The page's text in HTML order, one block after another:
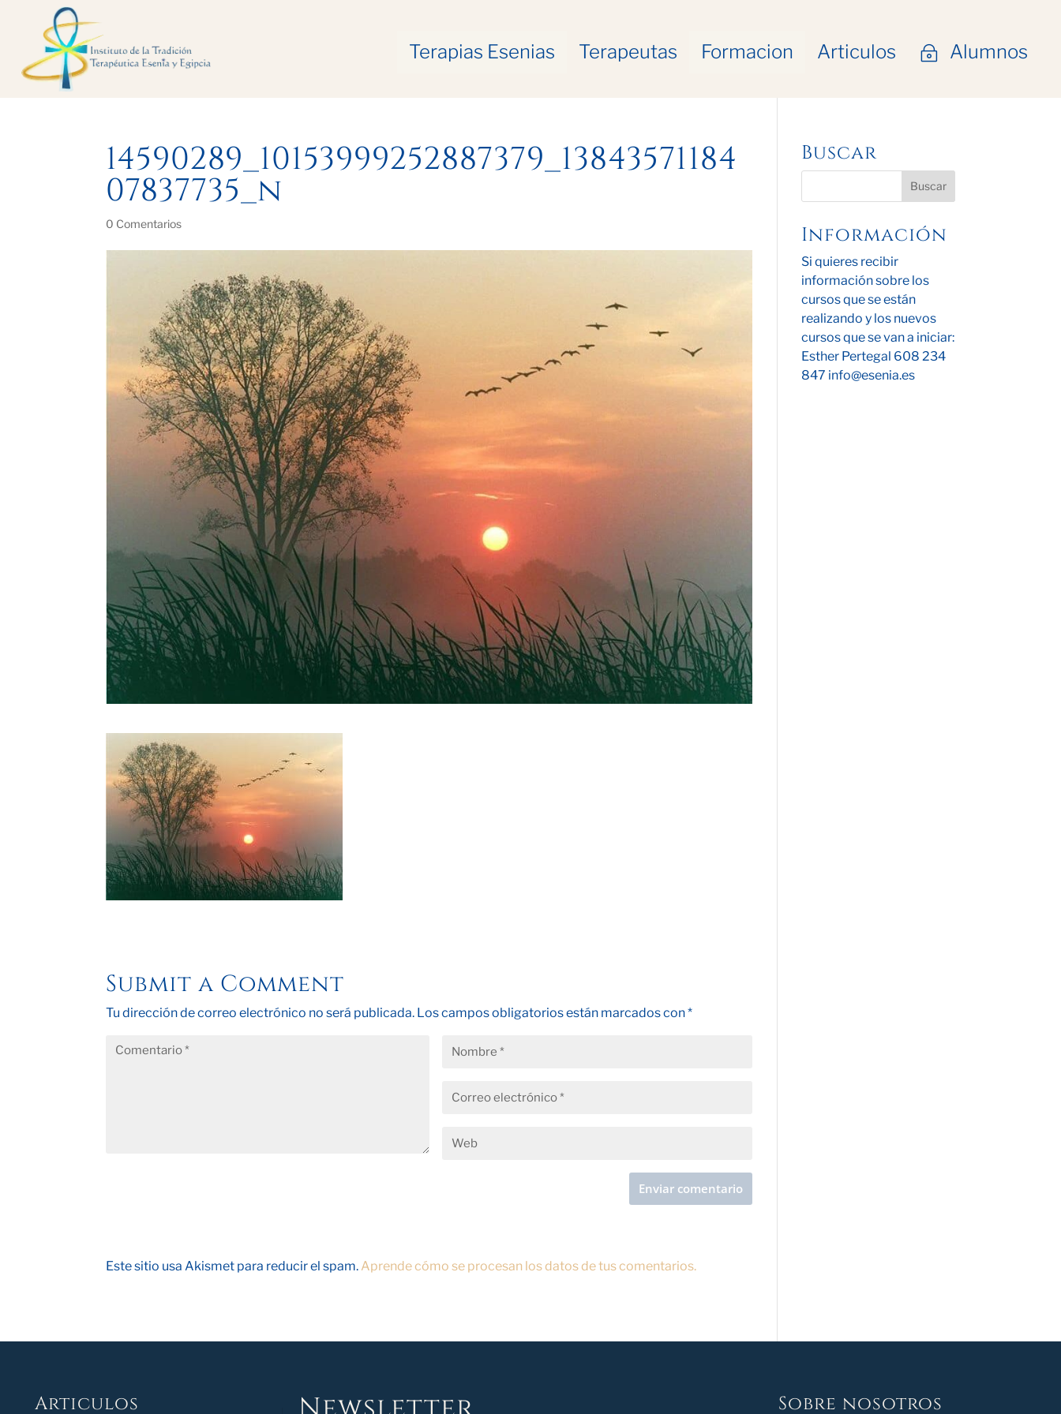
Terapias Esenias Terapeutas Formacion Articulos ~ Alumnos
14590289_10153999252887379_13843571184
07837735_n
0 Comentarios
Submit a Comment
Tu dirección de correo electrónico no será publicada. Los campos obligatorios están marcados con*
Este sitio usa Akismet para reducir el spam. Aprende cómo se procesan los datos de tus comentarios.
Buscar
Información
Si quieres recibir
información sobre los
cursos que se están
realizando y los nuevos
cursos que se van a iniciar:
Esther Pertegal 608 234
847 info@esenia.es
Articulos Sobre nosotros